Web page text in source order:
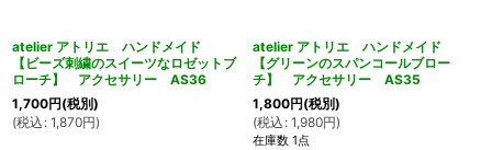
atelier アトリエ ハンドメイド
【ビーズ刺繍のスイーツなロゼットブ
ローチ】 アクセサリー AS36
1,700円(税別)
(税込 : 1,870円)
atelier アトリエ ハンドメイド
【グリーンのスパンコールブロー
チ】 アクセサリー AS35
1,800円(税別)
(税込 : 1,980円)
在庫数 1点